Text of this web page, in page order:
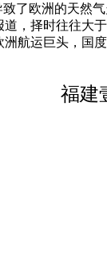
了欧洲的天然
，择时往往大
航运巨头，国
福建